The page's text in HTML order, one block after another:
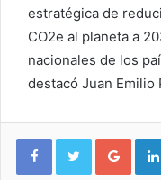
estratégica de
CO2e al planeta a
nacionales de los
destacó Juan Emilio
Google+